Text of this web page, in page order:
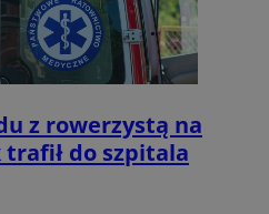
z rowerzystą na
trafił do szpitala